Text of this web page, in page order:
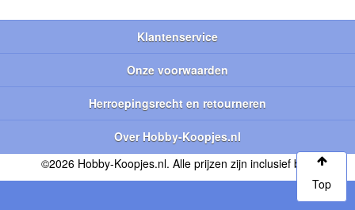
Klantenservice
Onze voorwaarden
Herroepingsrecht en retourneren
Over Hobby-Koopjes.nl
©2026 Hobby-Koopjes.nl. Alle prijzen zijn inclusief btw.
Top